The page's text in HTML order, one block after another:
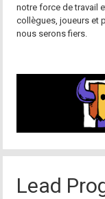
notre force de travail
collègues, joueurs et
nous serons fiers.
Lead